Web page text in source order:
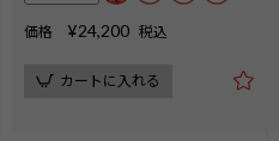
価格 ¥24,200 税込
カートに入れる